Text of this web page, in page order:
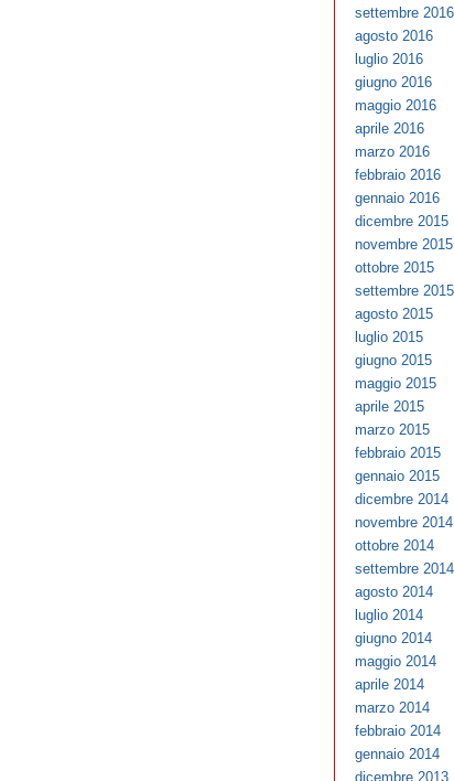
settembre 2016
agosto 2016
luglio 2016
giugno 2016
maggio 2016
aprile 2016
marzo 2016
febbraio 2016
gennaio 2016
dicembre 2015
novembre 2015
ottobre 2015
settembre 2015
agosto 2015
luglio 2015
giugno 2015
maggio 2015
aprile 2015
marzo 2015
febbraio 2015
gennaio 2015
dicembre 2014
novembre 2014
ottobre 2014
settembre 2014
agosto 2014
luglio 2014
giugno 2014
maggio 2014
aprile 2014
marzo 2014
febbraio 2014
gennaio 2014
dicembre 2013